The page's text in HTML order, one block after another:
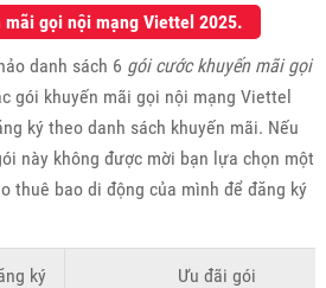
mãi gọi nội mạng Viettel 2025.
danh sách 6 gói cước khuyến mãi gọi
gói khuyến mãi gọi nội mạng Viettel
ký theo danh sách khuyến mãi. Nếu
này không được mời bạn lựa chọn một
thuê bao di động của mình để đăng ký
ký Ưu đãi gói